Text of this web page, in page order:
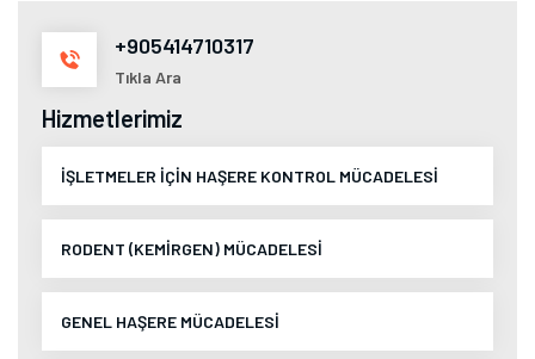
+905414710317
Tıkla Ara
Hizmetlerimiz
İŞLETMELER İÇİN HAŞERE KONTROL MÜCADELESİ
RODENT (KEMİRGEN) MÜCADELESİ
GENEL HAŞERE MÜCADELESİ